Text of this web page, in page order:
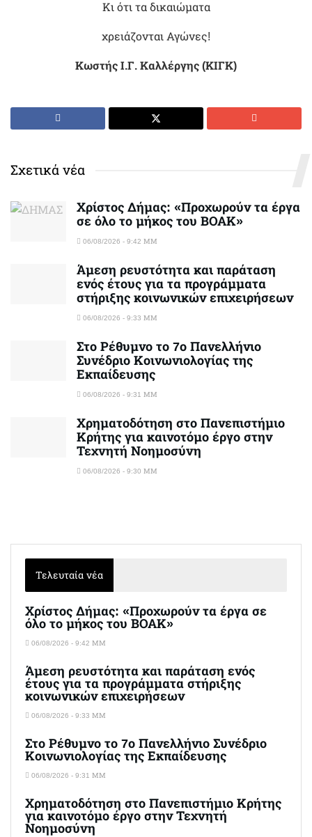
Κι ότι τα δικαιώματα
χρειάζονται Αγώνες!
Κωστής Ι.Γ. Καλλέργης (ΚΙΓΚ)
Σχετικά νέα
Χρίστος Δήμας: «Προχωρούν τα έργα
σε όλο το μήκος του ΒΟΑΚ»
06/08/2026 - 9:42 ΜΜ
Άμεση ρευστότητα και παράταση
ενός έτους για τα προγράμματα
στήριξης κοινωνικών επιχειρήσεων
06/08/2026 - 9:33 ΜΜ
Στο Ρέθυμνο το 7ο Πανελλήνιο
Συνέδριο Κοινωνιολογίας της
Εκπαίδευσης
06/08/2026 - 9:31 ΜΜ
Χρηματοδότηση στο Πανεπιστήμιο
Κρήτης για καινοτόμο έργο στην
Τεχνητή Νοημοσύνη
06/08/2026 - 9:30 ΜΜ
Τελευταία νέα
Χρίστος Δήμας: «Προχωρούν τα έργα σε
όλο το μήκος του ΒΟΑΚ»
06/08/2026 - 9:42 ΜΜ
Άμεση ρευστότητα και παράταση ενός
έτους για τα προγράμματα στήριξης
κοινωνικών επιχειρήσεων
06/08/2026 - 9:33 ΜΜ
Στο Ρέθυμνο το 7ο Πανελλήνιο Συνέδριο
Κοινωνιολογίας της Εκπαίδευσης
06/08/2026 - 9:31 ΜΜ
Χρηματοδότηση στο Πανεπιστήμιο Κρήτης
για καινοτόμο έργο στην Τεχνητή
Νοημοσύνη